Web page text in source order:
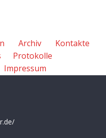
Archiv
Kontakte
Protokolle
Impressum